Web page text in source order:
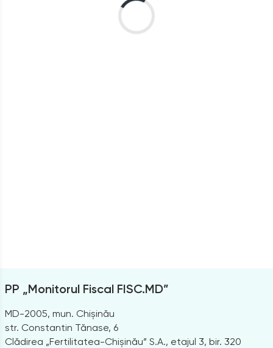
PP „Monitorul Fiscal FISC.MD”
MD-2005, mun. Chișinău
str. Constantin Tănase, 6
Clădirea „Fertilitatea-Chișinău” S.A., etajul 3, bir. 320